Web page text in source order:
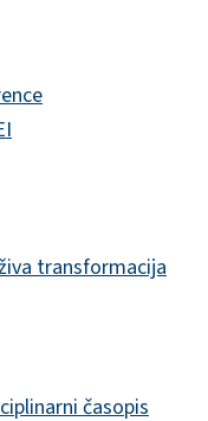
transformacija
časopis